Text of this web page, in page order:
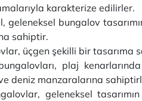
karakterize edilirler.
geleneksel bungalov
sahiptir.
üçgen şekilli bir tasarıma
plaj
deniz manzaralarına
geleneksel